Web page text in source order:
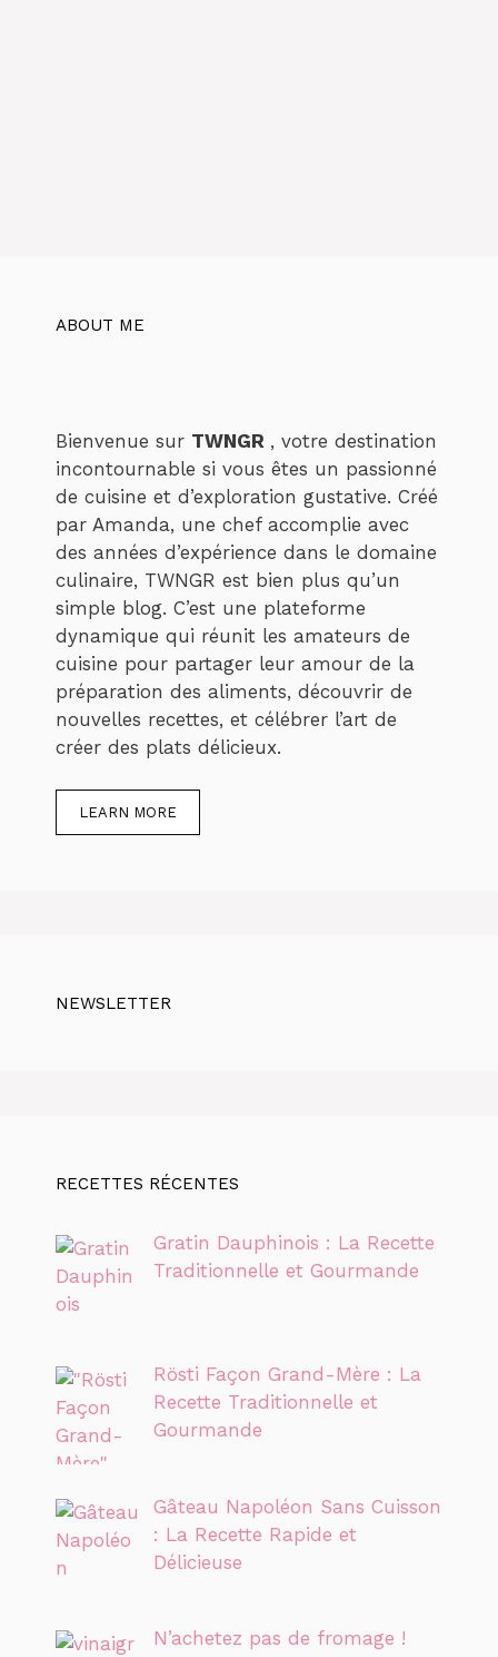
ABOUT ME
Bienvenue sur TWNGR , votre destination
incontournable si vous êtes un passionné
de cuisine et d’exploration gustative. Créé
par Amanda, une chef accomplie avec
des années d’expérience dans le domaine
culinaire, TWNGR est bien plus qu’un
simple blog. C’est une plateforme
dynamique qui réunit les amateurs de
cuisine pour partager leur amour de la
préparation des aliments, découvrir de
nouvelles recettes, et célébrer l’art de
créer des plats délicieux.
LEARN MORE
NEWSLETTER
RECETTES RÉCENTES
Gratin Dauphinois : La Recette
Traditionnelle et Gourmande
Rösti Façon Grand-Mère : La
Recette Traditionnelle et
Gourmande
Gâteau Napoléon Sans Cuisson
: La Recette Rapide et
Délicieuse
N’achetez pas de fromage !